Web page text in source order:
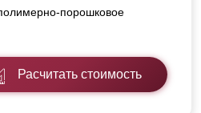
порошковое
Расчитать стоимость